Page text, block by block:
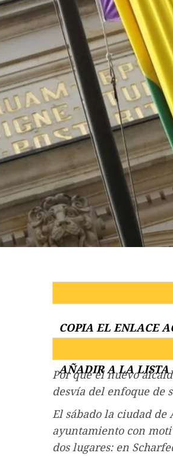
COPIA EL ENLACE
AÑADIR A LA LISTA
Por qué el nuevo
desvía del enfoque de
El sábado la ciudad
ayuntamiento con
dos lugares: en